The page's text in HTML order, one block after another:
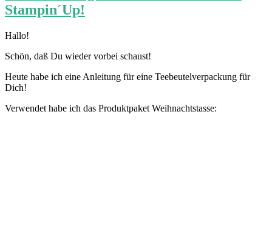
Stampin´Up!
Hallo!
Schön, daß Du wieder vorbei schaust!
Heute habe ich eine Anleitung für eine Teebeutelverpackung für
Dich!
Verwendet habe ich das Produktpaket Weihnachtstasse: